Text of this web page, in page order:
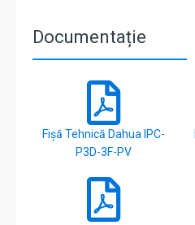
Documentație
Fișă Tehnică Dahua IPC-
P3D-3F-PV